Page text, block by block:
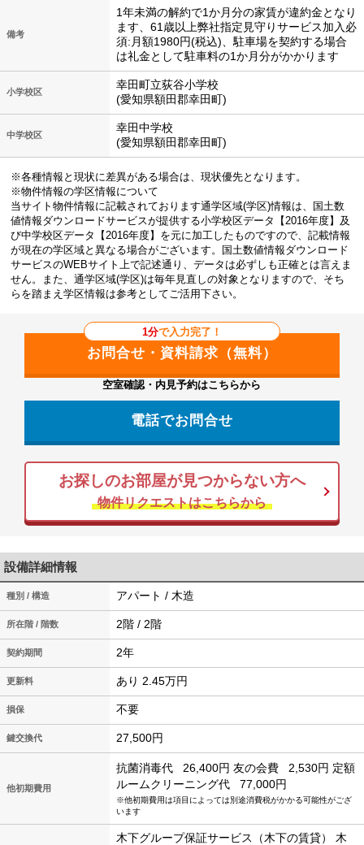
備考
1年未満の解約で1か月分の家賃が違約金となり
ます、61歳以上弊社指定見守りサービス加入必
須:月額1980円(税込)、駐車場を契約する場合
は礼金として駐車料の1か月分がかかります
小学校区
幸田町立荻谷小学校
(愛知県額田郡幸田町)
中学校区
幸田中学校
(愛知県額田郡幸田町)
※各種情報と現状に差異がある場合は、現状優先となります。
※物件情報の学区情報について
当サイト物件情報に記載されております通学区域(学区)情報は、国土数
値情報ダウンロードサービスが提供する小学校区データ【2016年度】及
び中学校区データ【2016年度】を元に加工したものですので、記載情報
が現在の学区域と異なる場合がございます。国土数値情報ダウンロード
サービスのWEBサイト上で記述通り、データは必ずしも正確とは言えま
せん。また、通学区域(学区)は毎年見直しの対象となりますので、そち
らを踏まえ学区情報は参考としてご活用下さい。
1分で入力完了！
空室確認・内見予約はこちらから
電話でお問合せ
お探しのお部屋が見つからない方へ
物件リクエストはこちらから
設備詳細情報
種別 / 構造 アパート / 木造
所在階 / 階数 2階 / 2階
契約期間 2年
更新料 あり 2.45万円
損保 不要
鍵交換代 27,500円
他初期費用
抗菌消毒代 26,400円 友の会費 2,530円 定額
ルームクリーニング代
77,000円
※他初期費用は項目によっては別途消費税がかかる可能性がござ
います
木下グループ保証サービス（木下の賃貸） 木